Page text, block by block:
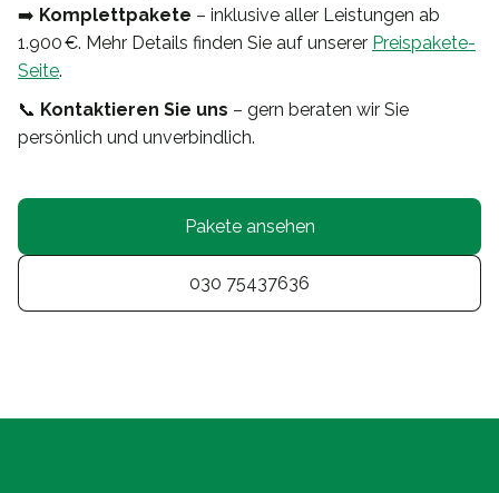
➡️ Komplettpakete – inklusive aller Leistungen ab
1.900 €. Mehr Details finden Sie auf unserer Preispakete-
Seite.
📞 Kontaktieren Sie uns – gern beraten wir Sie
persönlich und unverbindlich.
Pakete ansehen
030 75437636